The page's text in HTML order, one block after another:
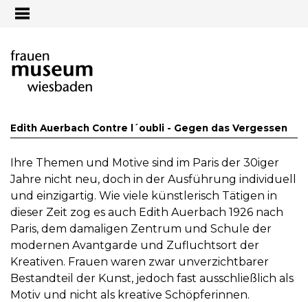
Edith Auerbach Contre l´oubli - Gegen das Vergessen
Ihre Themen und Motive sind im Paris der 30iger
Jahre nicht neu, doch in der Ausführung individuell
und einzigartig. Wie viele künstlerisch Tätigen in
dieser Zeit zog es auch Edith Auerbach 1926 nach
Paris, dem damaligen Zentrum und Schule der
modernen Avantgarde und Zufluchtsort der
Kreativen. Frauen waren zwar unverzichtbarer
Bestandteil der Kunst, jedoch fast ausschließlich als
Motiv und nicht als kreative Schöpferinnen.